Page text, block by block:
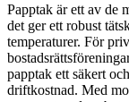
Papptak är ett av de
det ger ett robust
temperaturer. För
papptak ett säkert
driftkostnad. Med